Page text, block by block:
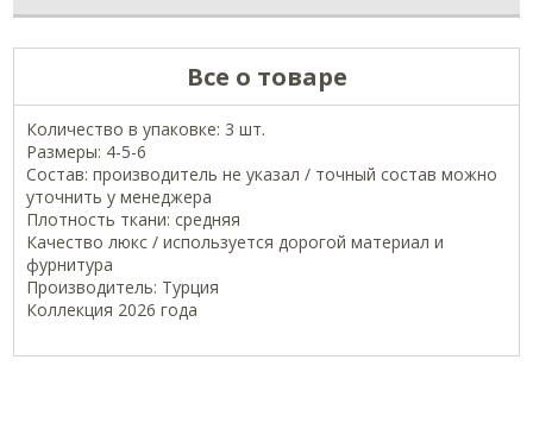
Все о товаре
Количество в упаковке: 3 шт.
Размеры: 4-5-6
Состав: производитель не указал / точный состав можно
уточнить у менеджера
Плотность ткани: средняя
Качество люкс / используется дорогой материал и
фурнитура
Производитель: Турция
Коллекция 2026 года